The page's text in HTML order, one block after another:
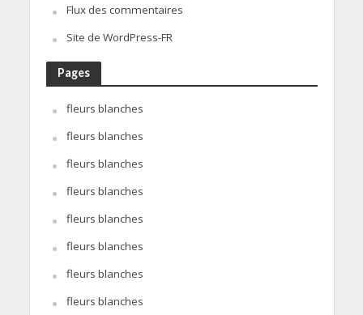
Flux des commentaires
Site de WordPress-FR
Pages
fleurs blanches
fleurs blanches
fleurs blanches
fleurs blanches
fleurs blanches
fleurs blanches
fleurs blanches
fleurs blanches